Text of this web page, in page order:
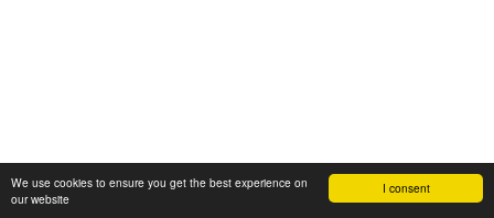
I consent
We use cookies to ensure you get the best experience on
our website